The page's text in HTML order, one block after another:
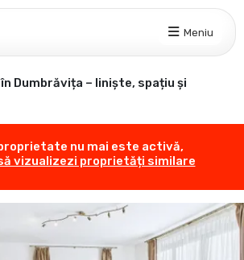
Meniu
Dumbrăvița – liniște, spațiu și
nu mai este activă,
vizualizezi proprietăți similare